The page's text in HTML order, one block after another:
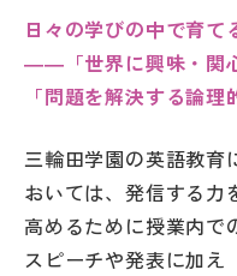
個人情報保護方針
サイトマップ
運営会社
日々の学びの中で育て
――「世界に興味・関
「問題を解決する論
三輪田学園の英語教育
おいては、発信する力
高めるために授業内で
スピーチや発表に加え